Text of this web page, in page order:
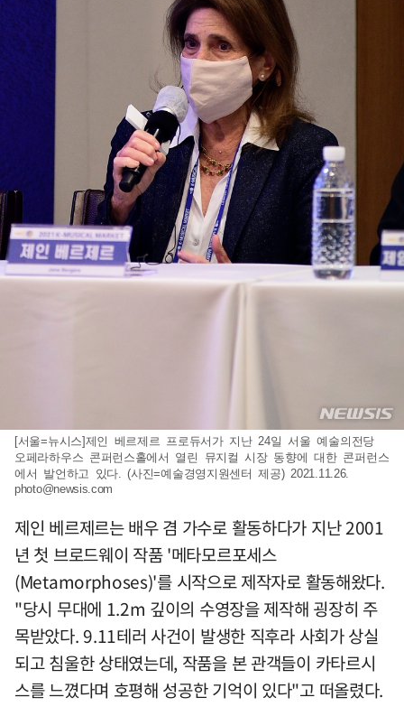
[서울=뉴시스]제인 베르제르 프로듀서가 지난 24일 서울 예술의전당
오페라하우스 콘퍼런스홀에서 열린 뮤지컬 시장 동향에 대한 콘퍼런스
에서 발언하고 있다. (사진=예술경영지원센터 제공) 2021.11.26.
photo@newsis.com
제인 베르제르는 배우 겸 가수로 활동하다가 지난 2001
년 첫 브로드웨이 작품 '메타모르포세스
(Metamorphoses)'를 시작으로 제작자로 활동해왔다.
"당시 무대에 1.2m 깊이의 수영장을 제작해 굉장히 주
목받았다. 9.11테러 사건이 발생한 직후라 사회가 상실
되고 침울한 상태였는데, 작품을 본 관객들이 카타르시
스를 느꼈다며 호평해 성공한 기억이 있다"고 떠올렸다.